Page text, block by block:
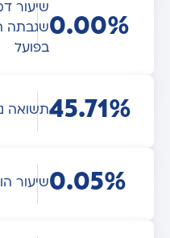
0.00%
שיעור
שגבתה
בפועל
45.71%תשואה
0.05%שיעור